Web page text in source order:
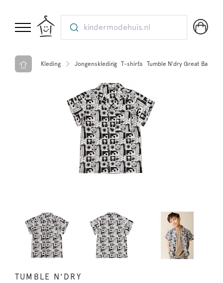
kindermodehuis.nl
Kleding Jongenskleding T-shirts Tumble N'dry Great Barrier
TUMBLE N'DRY